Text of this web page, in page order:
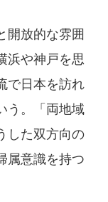
開放的な雰囲
浜や神戸を思
で日本を訪れ
う。「両地域
した双方向の
属意識を持つ